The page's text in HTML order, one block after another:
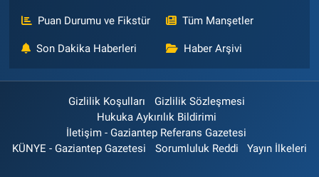
Puan Durumu ve Fikstür Tüm Manşetler
Son Dakika Haberleri Haber Arşivi
Gizlilik Koşulları
Gizlilik Sözleşmesi
Hukuka Aykırılık Bildirimi
İletişim - Gaziantep Referans Gazetesi
KÜNYE - Gaziantep Gazetesi
Sorumluluk Reddi Yayın İlkeleri